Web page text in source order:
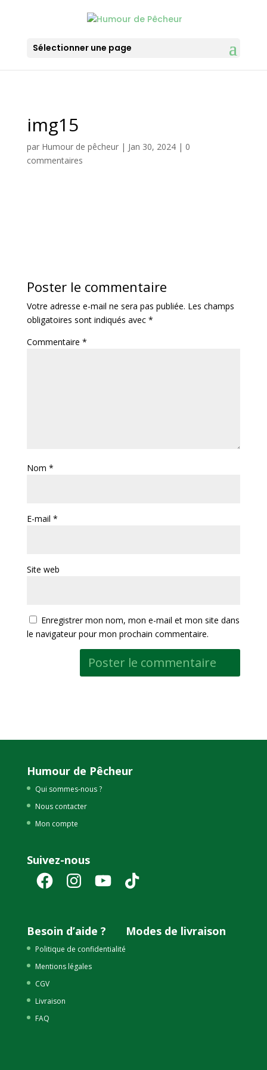
Sélectionner une page
img15
par Humour de pêcheur| Jan 30, 2024| 0
commentaires
Poster le commentaire
Votre adresse e-mail ne sera pas publiée. Les champs
obligatoires sont indiqués avec *
Commentaire *
Nom *
E-mail *
Site web
Enregistrer mon nom, mon e-mail et mon site dans
le navigateur pour mon prochain commentaire.
Humour de Pêcheur
Qui sommes-nous ?
Nous contacter
Mon compte
Suivez-nous
FacebookInstagramYouTube TikTok
Besoin d’aide ?
Politique de confidentialité
Mentions légales
CGV
Livraison
FAQ
Modes de livraison